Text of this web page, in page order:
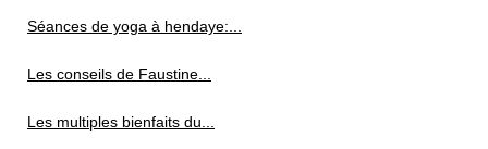
Séances de yoga à hendaye:...
Les conseils de Faustine...
Les multiples bienfaits du...